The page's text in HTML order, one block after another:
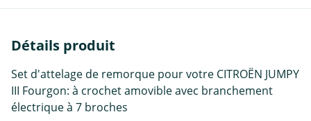
Détails produit
Set d'attelage de remorque pour votre CITROËN JUMPY
III Fourgon: à crochet amovible avec branchement
électrique à 7 broches